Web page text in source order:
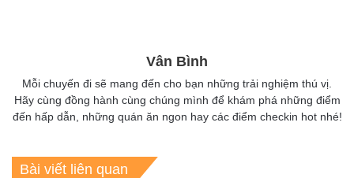
Vân Bình
Mỗi chuyến đi sẽ mang đến cho bạn những trải nghiệm thú vị.
Hãy cùng đồng hành cùng chúng mình để khám phá những điểm
đến hấp dẫn, những quán ăn ngon hay các điểm checkin hot nhé!
Bài viết liên quan